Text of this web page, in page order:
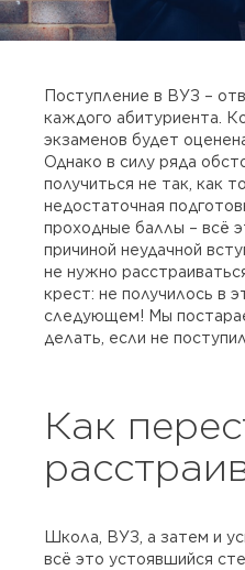
Поступление в ВУЗ –
каждого абитуриента.
экзаменов будет
Однако в силу ряда
получиться не так, как
недостаточная
проходные баллы – всё
причиной неудачной
не нужно
крест: не получилось в
следующем! Мы
делать, если не
Как
Школа, ВУЗ, а затем и
всё это устоявшийся